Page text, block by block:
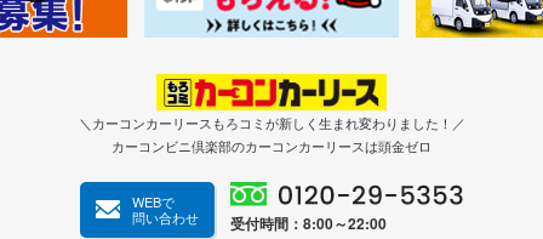
＼カーコンカーリースもろコミが新しく生まれ変わりました！／
カーコンビニ倶楽部のカーコンカーリースは頭金ゼロ
WEBで
問い合わせ
受付時間：8:00～22:00